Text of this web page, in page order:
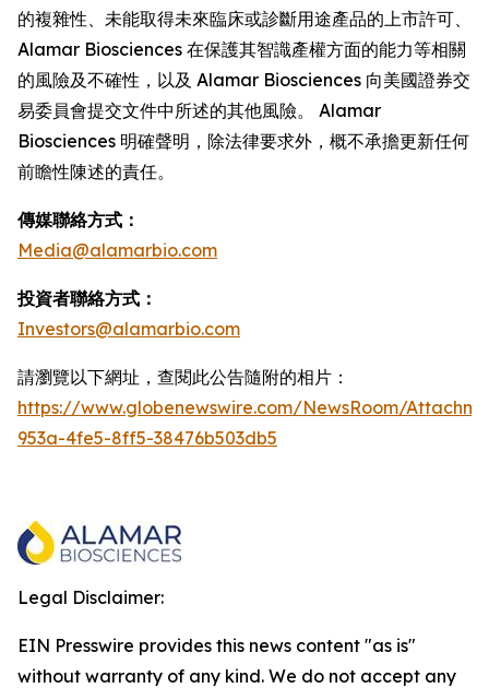
的複雜性、未能取得未來臨床或診斷用途產品的上市許可、
Alamar Biosciences 在保護其智識產權方面的能力等相關
的風險及不確性，以及 Alamar Biosciences 向美國證券交
易委員會提交文件中所述的其他風險。 Alamar
Biosciences 明確聲明，除法律要求外，概不承擔更新任何
前瞻性陳述的責任。
傳媒聯絡方式：
Media@alamarbio.com
投資者聯絡方式：
Investors@alamarbio.com
請瀏覽以下網址，查閱此公告隨附的相片：
https://www.globenewswire.com/NewsRoom/
953a-4fe5-8ff5-38476b503db5
Legal Disclaimer:
EIN Presswire provides this news content "as is"
without warranty of any kind. We do not accept any